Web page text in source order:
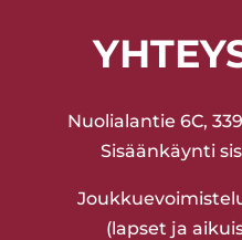
Nuolialantie 6C,
Sisäänkäynti
(lapset ja